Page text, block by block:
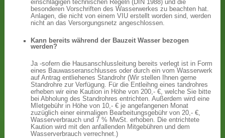
einschlägigen technischen Regeln (DIN 1988) und die
besonderen Vorschriften des Wasserwerkes zu beachten hat.
Anlagen, die nicht von einem VIU erstellt worden sind, werden
nicht an das Versorgungsnetz angeschlossen.
Kann bereits während der Bauzeit Wasser bezogen
werden?
Ja -sofern die Hausanschlussleitung bereits verlegt ist in Form
eines Bauwasseranschlusses oder durch ein vom Wasserwerk
auf Antrag entliehenes Standrohr (Wir stellen Ihnen gerne
Standrohre zur Verfügung. Für die Entleihng eines tandrohres
erheben wir eine Kaution in Höhe von 200,- €, welche Sie bitte
bei Abholung des Standrohres entrichten. Außerdem wird eine
MIetgebühr in Höhe von 10,- € je angefangenen Monat
zuzüglich einer einmaligen Bearbeitungsgebühr von 20,- €,
Wasserverbrauch und 7 % MwSt. erhoben. Die entrichtete
Kaution wird mit den anfallenden Mitgebühren und dem
Wasserverbrauch verrechnet.)